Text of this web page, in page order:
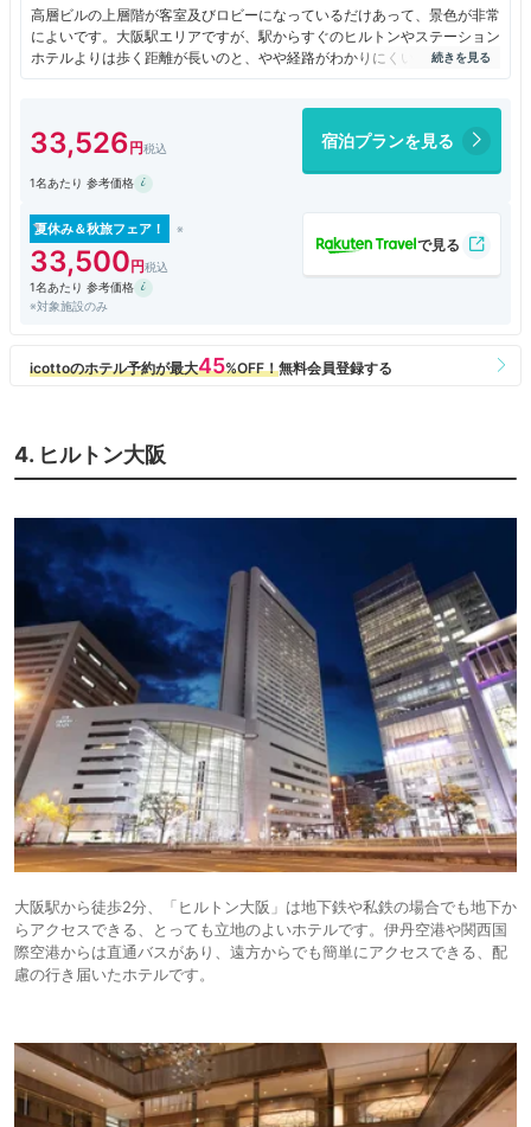
高層ビルの上層階が客室及びロビーになっているだけあって、景色が非常
によいです。大阪駅エリアですが、駅からすぐのヒルトンやステーション
ホテルよりは歩く距離が長いのと、やや経路がわかりにくいです。タクシ
ーは常にいるわけではないのですが、呼んでくれるなど対応はきちんとし
33,526 宿泊プランを見る
1名あたり 参考価格
夏休み＆秋旅フェア！
33,500
1名あたり 参考価格
※対象施設のみ
4. ヒルトン大阪
大阪駅から徒歩2分、「ヒルトン大阪」は地下鉄や私鉄の場合でも地下か
らアクセスできる、とっても立地のよいホテルです。伊丹空港や関西国
際空港からは直通バスがあり、遠方からでも簡単にアクセスできる、配
慮の行き届いたホテルです。